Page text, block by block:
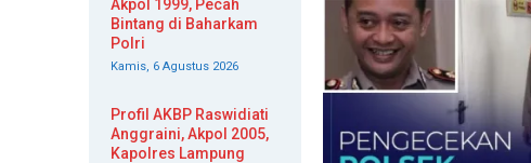
Akpol 1999, Pecah
Bintang di Baharkam
Polri
Kamis, 6 Agustus 2026
Profil AKBP Raswidiati
Anggraini, Akpol 2005,
Kapolres Lampung